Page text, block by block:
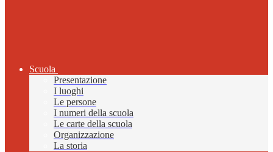
Scuola
Presentazione
I luoghi
Le persone
I numeri della scuola
Le carte della scuola
Organizzazione
La storia